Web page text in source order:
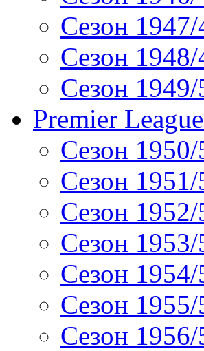
Сезон 1947/
Сезон 1948/
Сезон 1949/
Premier
Сезон 1950/
Сезон 1951/
Сезон 1952/
Сезон 1953/
Сезон 1954/
Сезон 1955/
Сезон 1956/